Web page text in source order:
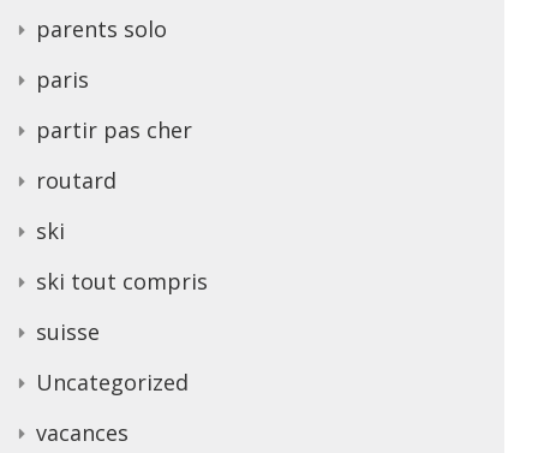
parents solo
paris
partir pas cher
routard
ski
ski tout compris
suisse
Uncategorized
vacances